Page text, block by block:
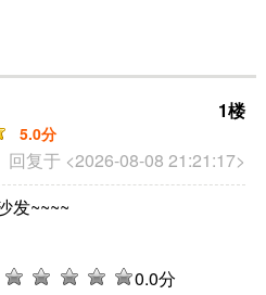
回复于 <2026-08-08 21:21:17>
1楼
5.0分
发~~~~
0.0分